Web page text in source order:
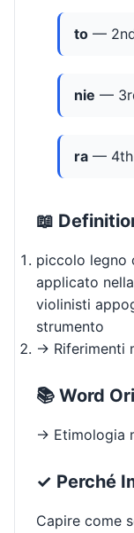
to —
nie —
ra — 4th
📖
piccolo legno
applicato
violinisti
strumento
→ Riferimenti
📚 Word
→ Etimologia
✓ Perché
Capire come